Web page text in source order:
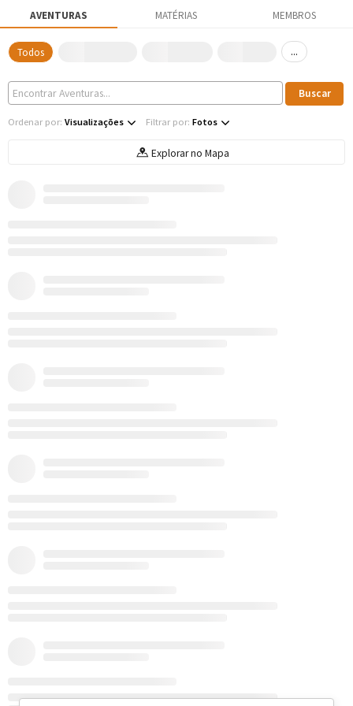
AVENTURAS MATÉRIAS MEMBROS
Todos ...
Ordenar por: Visualizações Filtrar por: Fotos
Explorar no Mapa